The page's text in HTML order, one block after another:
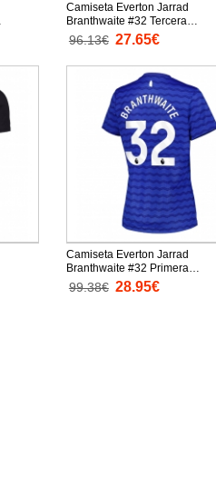
Camiseta Everton Jarrad
Branthwaite #32 Tercera
Equipación Replica 2025-26
niños mangas cortas (+
96.13€ 27.65€
Camiseta Everton Jarrad
Branthwaite #32 Primera
Equipación Replica 2025-26
mujer mangas cortas
99.38€ 28.95€